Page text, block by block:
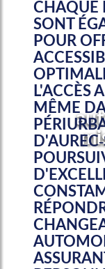
CHAQUE
SONT
POUR
L'ACCÈS
MÊME